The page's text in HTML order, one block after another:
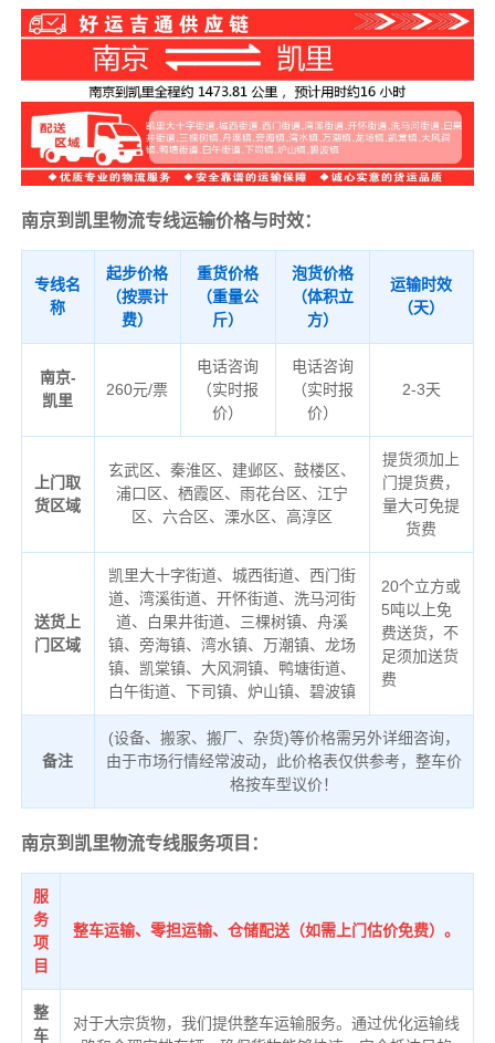
南京到凯里物流专线运输价格与时效：
专线名
称
起步价格
（按票计
费）
重货价格
（重量公
斤）
泡货价格
（体积立
方）
运输时效
（天）
南京-
凯里
260元/票
电话咨询
（实时报
价）
电话咨询
（实时报
价）
2-3天
上门取
货区域
玄武区、秦淮区、建邺区、鼓楼区、
浦口区、栖霞区、雨花台区、江宁
区、六合区、溧水区、高淳区
提货须加上
门提货费，
量大可免提
货费
送货上
门区域
凯里大十字街道、城西街道、西门街
道、湾溪街道、开怀街道、洗马河街
道、白果井街道、三棵树镇、舟溪
镇、旁海镇、湾水镇、万潮镇、龙场
镇、凯棠镇、大风洞镇、鸭塘街道、
白午街道、下司镇、炉山镇、碧波镇
20个立方或
5吨以上免
费送货，不
足须加送货
费
备注
(设备、搬家、搬厂、杂货)等价格需另外详细咨询，
由于市场行情经常波动，此价格表仅供参考，整车价
格按车型议价！
南京到凯里物流专线服务项目：
服
务
项
目
整车运输、零担运输、仓储配送（如需上门估价免费）。
整
车
对于大宗货物，我们提供整车运输服务。通过优化运输线